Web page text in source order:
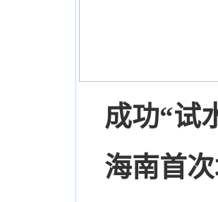
成功“试
海南首